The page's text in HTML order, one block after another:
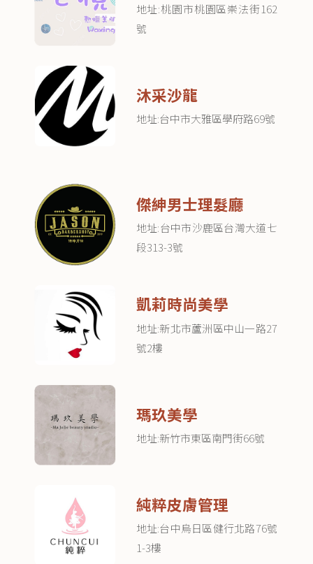
地址:桃園市桃園區崇法街162
號
沐采沙龍
地址:台中市大雅區學府路69號
傑紳男士理髮廳
地址:台中市沙鹿區台灣大道七
段313-3號
凱莉時尚美學
地址:新北市蘆洲區中山一路27
號2樓
瑪玖美學
地址:新竹市東區南門街66號
純粹皮膚管理
地址:台中烏日區健行北路76號
1-3樓